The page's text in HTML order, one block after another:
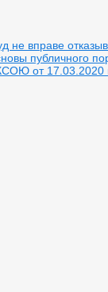
не вправе
публичного
от 17.03.2020